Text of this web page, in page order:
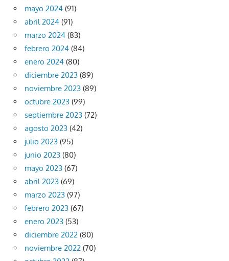
mayo 2024 (91)
abril 2024 (91)
marzo 2024 (83)
febrero 2024 (84)
enero 2024 (80)
diciembre 2023 (89)
noviembre 2023 (89)
octubre 2023 (99)
septiembre 2023 (72)
agosto 2023 (42)
julio 2023 (95)
junio 2023 (80)
mayo 2023 (67)
abril 2023 (69)
marzo 2023 (97)
febrero 2023 (67)
enero 2023 (53)
diciembre 2022 (80)
noviembre 2022 (70)